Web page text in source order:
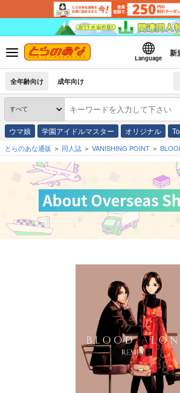
Language
新
全年齢向け 成年向け
ウマ娘 学園アイドルマスター オリジナル
とらのあな通販 同人誌 VANISHING POINT